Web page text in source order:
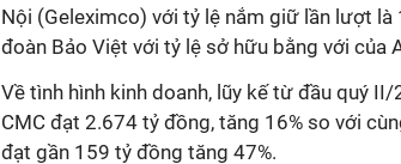
Nội (Geleximco) với tỷ lệ nắm giữ lần lượt là
đoàn Bảo Việt với tỷ lệ sở hữu bằng với của
Về tình hình kinh doanh, lũy kế từ đầu quý
CMC đạt 2.674 tỷ đồng, tăng 16% so với
đạt gần 159 tỷ đồng tăng 47%.